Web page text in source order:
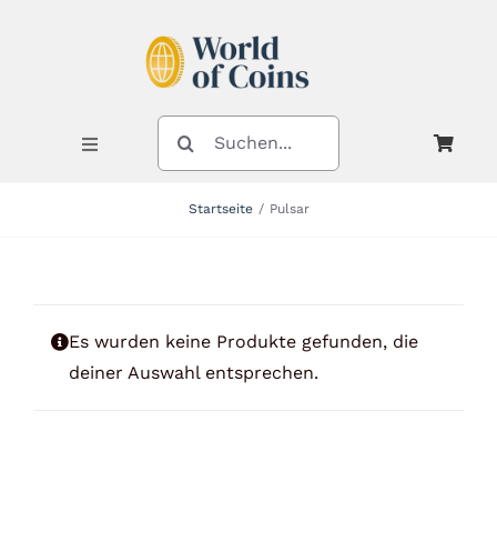
Toggle
Navigation
SUCHE
NACH:
Startseite Pulsar
Es wurden keine Produkte gefunden, die
deiner Auswahl entsprechen.